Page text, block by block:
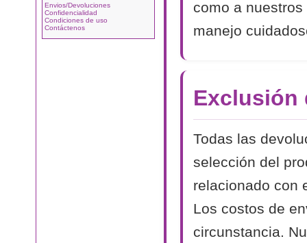
Envios/Devoluciones
Confidencialidad
Condiciones de uso
Contáctenos
como a
manejo
Exclusión
Todas las
selección del
relacionado con
Los costos de
circunstancia.